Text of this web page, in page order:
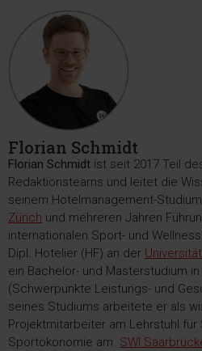
Florian Schmidt
Florian Schmidt ist seit 2017 Teil
Redaktionsteams und leitet die
seinem Hotelmanagement-
Zürich und mehreren Jahren
internationalen Sport- und
Dipl. Hotelier (HF) an der
ein Bachelor- und Masterstudium
(Schwerpunkte Leistungs- und
seines Studiums arbeitete er als
Projektmitarbeiter am Lehrstuhl
Sportökonomie am SWI